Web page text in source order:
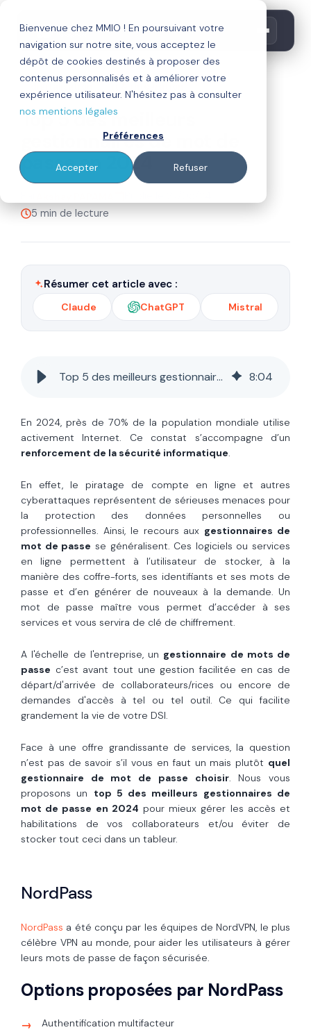
Bienvenue chez MMIO ! En poursuivant votre
navigation sur notre site, vous acceptez le
dépôt de cookies destinés à proposer des
contenus personnalisés et à améliorer votre
expérience utilisateur. N'hésitez pas à consulter
nos mentions légales
Préférences
Accepter Refuser
digitalisation
Top 5 des meilleurs
gestionnaires de mot de
passe en 2024
5 min de lecture
Résumer cet article avec :
Claude ChatGPT Mistral
Top 5 des meilleurs gestionnaires de mot de passe en 2024 8:04
En 2024, près de 70% de la population mondiale utilise
activement Internet. Ce constat s’accompagne d’un
renforcement de la sécurité informatique.
En effet, le piratage de compte en ligne et autres
cyberattaques représentent de sérieuses menaces pour
la protection des données personnelles ou
professionnelles. Ainsi, le recours aux gestionnaires de
mot de passe se généralisent. Ces logiciels ou services
en ligne permettent à l’utilisateur de stocker, à la
manière des coffre-forts, ses identifiants et ses mots de
passe et d’en générer de nouveaux à la demande. Un
mot de passe maître vous permet d’accéder à ses
services et vous servira de clé de chiffrement.
A l'échelle de l'entreprise, un gestionnaire de mots de
passe c’est avant tout une gestion facilitée en cas de
départ/d'arrivée de collaborateurs/rices ou encore de
demandes d'accès à tel ou tel outil. Ce qui facilite
grandement la vie de votre DSI.
Face à une offre grandissante de services, la question
n’est pas de savoir s’il vous en faut un mais plutôt quel
gestionnaire de mot de passe choisir. Nous vous
proposons un top 5 des meilleurs gestionnaires de
mot de passe en 2024 pour mieux gérer les accès et
habilitations de vos collaborateurs et/ou éviter de
stocker tout ceci dans un tableur.
NordPass
NordPass a été conçu par les équipes de NordVPN, le plus
célèbre VPN au monde, pour aider les utilisateurs à gérer
leurs mots de passe de façon sécurisée.
Options proposées par NordPass
Authentification multifacteur